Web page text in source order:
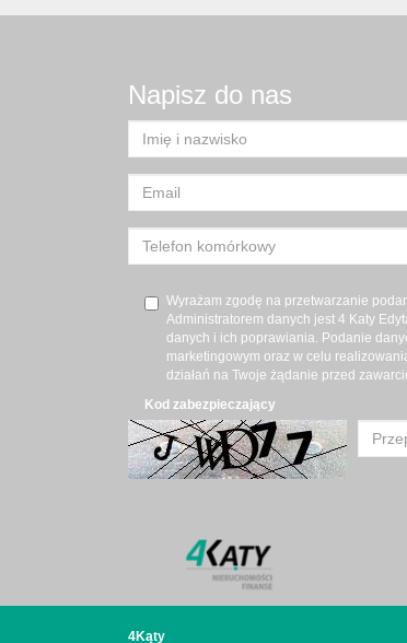
Napisz do nas
Wyrażam zgodę na przetwarzanie
Administratorem danych jest 4 Katy
danych i ich poprawiania. Podanie
marketingowym oraz w celu
działań na Twoje żądanie przed
Kod zabezpieczający
4Kąty